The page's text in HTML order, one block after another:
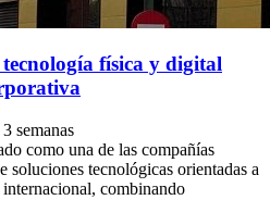
física y digital
semanas
como una de las compañías
soluciones tecnológicas orientadas a
combinando